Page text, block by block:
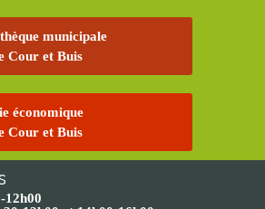
municipale
Cour et Buis
économique
Cour et Buis
12h00